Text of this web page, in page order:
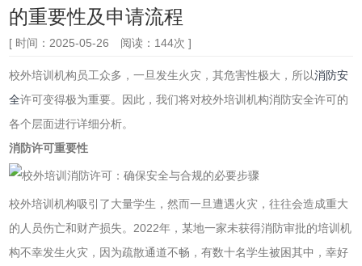
的重要性及申请流程
[ 时间：2025-05-26 阅读：144次 ]
校外培训机构员工众多，一旦发生火灾，其危害性极大，所以消防安
全许可变得极为重要。因此，我们将对校外培训机构消防安全许可的
各个层面进行详细分析。
消防许可重要性
校外培训机构吸引了大量学生，然而一旦遭遇火灾，往往会造成重大
的人员伤亡和财产损失。2022年，某地一家未获得消防审批的培训机
构不幸发生火灾，因为疏散通道不畅，有数十名学生被困其中，幸好